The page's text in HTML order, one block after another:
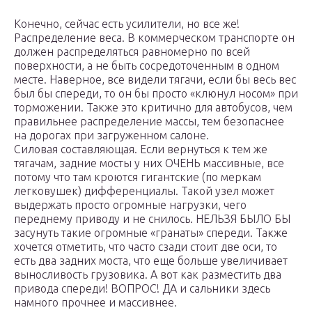
Конечно, сейчас есть усилители, но все же!
Распределение веса. В коммерческом транспорте он
должен распределяться равномерно по всей
поверхности, а не быть сосредоточенным в одном
месте. Наверное, все видели тягачи, если бы весь вес
был бы спереди, то он бы просто «клюнул носом» при
торможении. Также это критично для автобусов, чем
правильнее распределение массы, тем безопаснее
на дорогах при загруженном салоне.
Силовая составляющая. Если вернуться к тем же
тягачам, задние мосты у них ОЧЕНЬ массивные, все
потому что там кроются гигантские (по меркам
легковушек) дифференциалы. Такой узел может
выдержать просто огромные нагрузки, чего
переднему приводу и не снилось. НЕЛЬЗЯ БЫЛО БЫ
засунуть такие огромные «гранаты» спереди. Также
хочется отметить, что часто сзади стоит две оси, то
есть два задних моста, что еще больше увеличивает
выносливость грузовика. А вот как разместить два
привода спереди! ВОПРОС! ДА и сальники здесь
намного прочнее и массивнее.